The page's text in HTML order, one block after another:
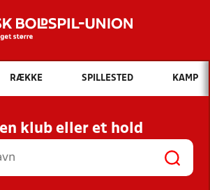
Hvad vil du søge efter?
INDHOLD OG NYHEDER
RESULTATER, KLUBBER OG
HOLD
RÆKKE SPILLESTED KAMP
en klub eller et hold